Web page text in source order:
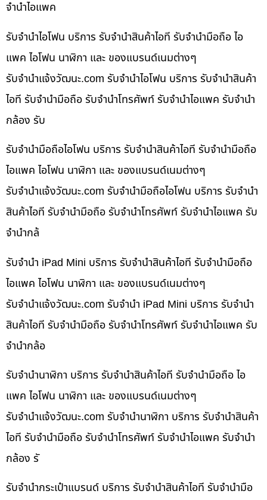
จำนำไอแพค
รับจำนำไอโฟน บริการ รับจำนำสินค้าไอที รับจำนำมือถือ ไอ
แพค ไอโฟน นาฬิกา และ ของแบรนด์เนมต่างๆ
รับจํานําแจ้งวัฒนะ.com รับจำนำไอโฟน บริการ รับจำนำสินค้า
ไอที รับจำนำมือถือ รับจำนำโทรศัพท์ รับจำนำไอแพค รับจำนำ
กล้อง รับ
รับจำนำมือถือไอโฟน บริการ รับจำนำสินค้าไอที รับจำนำมือถือ
ไอแพค ไอโฟน นาฬิกา และ ของแบรนด์เนมต่างๆ
รับจํานําแจ้งวัฒนะ.com รับจำนำมือถือไอโฟน บริการ รับจำนำ
สินค้าไอที รับจำนำมือถือ รับจำนำโทรศัพท์ รับจำนำไอแพค รับ
จำนำกล้
รับจำนำ iPad Mini บริการ รับจำนำสินค้าไอที รับจำนำมือถือ
ไอแพค ไอโฟน นาฬิกา และ ของแบรนด์เนมต่างๆ
รับจํานําแจ้งวัฒนะ.com รับจำนำ iPad Mini บริการ รับจำนำ
สินค้าไอที รับจำนำมือถือ รับจำนำโทรศัพท์ รับจำนำไอแพค รับ
จำนำกล้อ
รับจำนำนาฬิกา บริการ รับจำนำสินค้าไอที รับจำนำมือถือ ไอ
แพค ไอโฟน นาฬิกา และ ของแบรนด์เนมต่างๆ
รับจํานําแจ้งวัฒนะ.com รับจำนำนาฬิกา บริการ รับจำนำสินค้า
ไอที รับจำนำมือถือ รับจำนำโทรศัพท์ รับจำนำไอแพค รับจำนำ
กล้อง รั
รับจำนำกระเป๋าแบรนด์ บริการ รับจำนำสินค้าไอที รับจำนำมือ